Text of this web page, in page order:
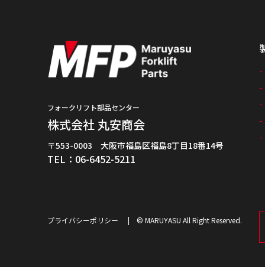
フォークリフト部品センター
株式会社 丸安商会
〒553-0003 大阪市福島区福島8丁目18番14号
TEL：06-6452-5211
プライバシーポリシー © MARUYASU All Right Reserved.